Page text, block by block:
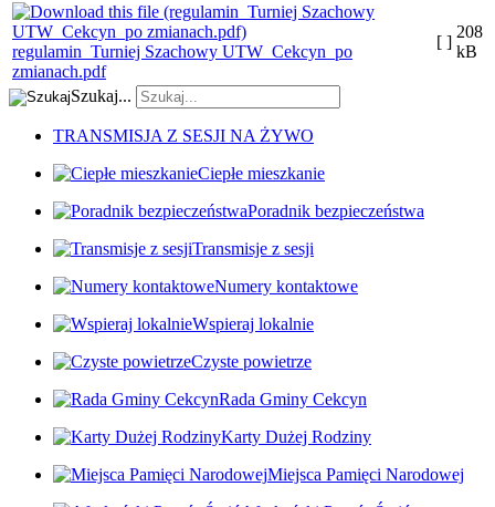
regulamin_Turniej Szachowy UTW_Cekcyn_po
zmianach.pdf
[ ]
208
kB
Szukaj...
TRANSMISJA Z SESJI NA ŻYWO
Ciepłe mieszkanie
Poradnik bezpieczeństwa
Transmisje z sesji
Numery kontaktowe
Wspieraj lokalnie
Czyste powietrze
Rada Gminy Cekcyn
Karty Dużej Rodziny
Miejsca Pamięci Narodowej